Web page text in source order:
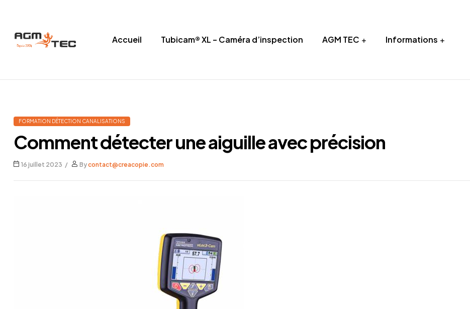
XL
Caméra
d'inspection
Ø50
Accueil Tubicam® XL – Caméra d’inspection AGM TEC Informations
FORMATION DÉTECTION CANALISATIONS
Comment détecter une aiguille avec précision
16 juillet 2023 Bycontact@creacopie.com